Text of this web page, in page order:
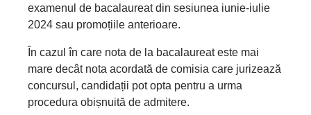
examenul de bacalaureat din sesiunea iunie-iulie
2024 sau promoțiile anterioare.
În cazul în care nota de la bacalaureat este mai
mare decât nota acordată de comisia care jurizează
concursul, candidații pot opta pentru a urma
procedura obișnuită de admitere.